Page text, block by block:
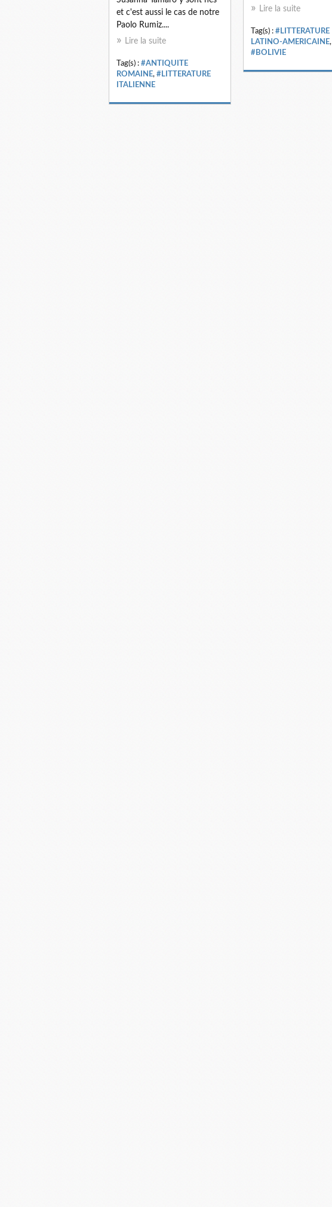
Lire la suite
Tag(s) : #LITTERATURE
LATINO-AMERICAINE,
#BOLIVIE
et c'est aussi le cas de notre
Paolo Rumiz....
Lire la suite
Tag(s) : #ANTIQUITE
ROMAINE, #LITTERATURE
ITALIENNE